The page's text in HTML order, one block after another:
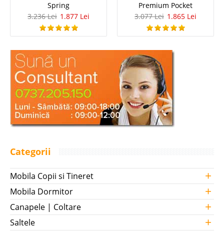
Spring
3.236 Lei 1.877 Lei
Premium Pocket
3.077 Lei 1.865 Lei
Categorii
Mobila Copii si Tineret +
Mobila Dormitor +
Canapele | Coltare +
Saltele +